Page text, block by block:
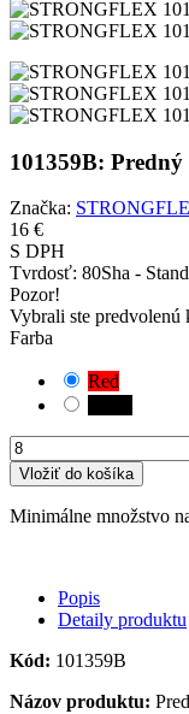
101359B:
Značka:
16 €
S DPH
Tvrdosť: 80Sha -
Pozor!
Vybrali ste predvolenú
Farba
Red
Vložiť do košíka
Minimálne množstvo
Popis
Detaily produktu
Kód: 101359B
Názov produktu: